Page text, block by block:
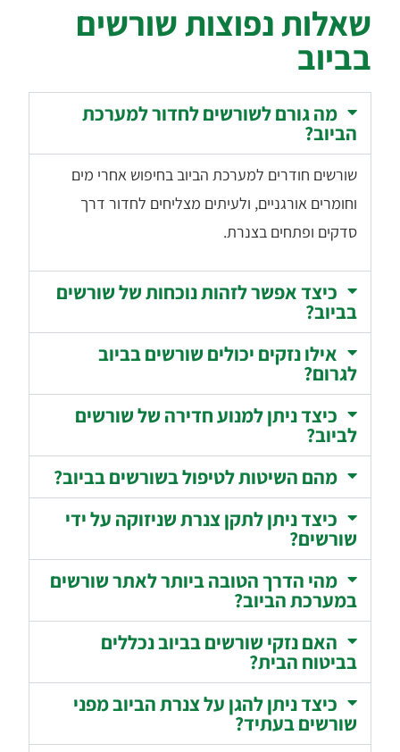
שאלות נפוצות שורשים
בביוב
מה גורם לשורשים לחדור למערכת
הביוב?
שורשים חודרים למערכת הביוב בחיפוש אחרי מים
וחומרים אורגניים, ולעיתים מצליחים לחדור דרך
סדקים ופתחים בצנרת.
כיצד אפשר לזהות נוכחות של שורשים
בביוב?
אילו נזקים יכולים שורשים בביוב
לגרום?
כיצד ניתן למנוע חדירה של שורשים
לביוב?
מהם השיטות לטיפול בשורשים בביוב?
כיצד ניתן לתקן צנרת שניזוקה על ידי
שורשים?
מהי הדרך הטובה ביותר לאתר שורשים
במערכת הביוב?
האם נזקי שורשים בביוב נכללים
בביטוח הבית?
כיצד ניתן להגן על צנרת הביוב מפני
שורשים בעתיד?